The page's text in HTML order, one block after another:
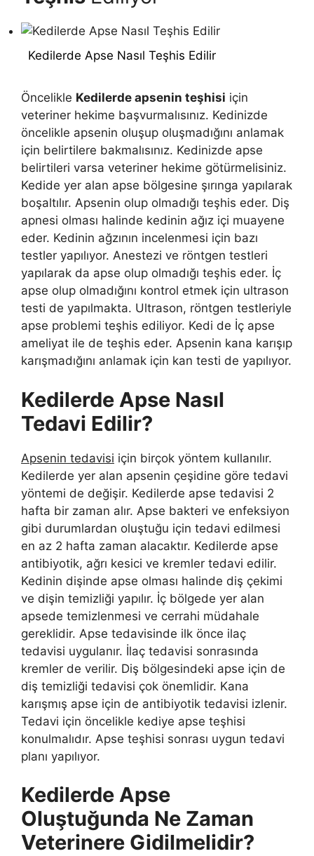
Kedilerde Apse Nasıl Teşhis Edilir
Öncelikle Kedilerde apsenin teşhisi için
veteriner hekime başvurmalısınız. Kedinizde
öncelikle apsenin oluşup oluşmadığını anlamak
için belirtilere bakmalısınız. Kedinizde apse
belirtileri varsa veteriner hekime götürmelisiniz.
Kedide yer alan apse bölgesine şırınga yapılarak
boşaltılır. Apsenin olup olmadığı teşhis eder. Diş
apnesi olması halinde kedinin ağız içi muayene
eder. Kedinin ağzının incelenmesi için bazı
testler yapılıyor. Anestezi ve röntgen testleri
yapılarak da apse olup olmadığı teşhis eder. İç
apse olup olmadığını kontrol etmek için ultrason
testi de yapılmakta. Ultrason, röntgen testleriyle
apse problemi teşhis ediliyor. Kedi de İç apse
ameliyat ile de teşhis eder. Apsenin kana karışıp
karışmadığını anlamak için kan testi de yapılıyor.
Kedilerde Apse Nasıl
Tedavi Edilir?
Apsenin tedavisi için birçok yöntem kullanılır.
Kedilerde yer alan apsenin çeşidine göre tedavi
yöntemi de değişir. Kedilerde apse tedavisi 2
hafta bir zaman alır. Apse bakteri ve enfeksiyon
gibi durumlardan oluştuğu için tedavi edilmesi
en az 2 hafta zaman alacaktır. Kedilerde apse
antibiyotik, ağrı kesici ve kremler tedavi edilir.
Kedinin dişinde apse olması halinde diş çekimi
ve dişin temizliği yapılır. İç bölgede yer alan
apsede temizlenmesi ve cerrahi müdahale
gereklidir. Apse tedavisinde ilk önce ilaç
tedavisi uygulanır. İlaç tedavisi sonrasında
kremler de verilir. Diş bölgesindeki apse için de
diş temizliği tedavisi çok önemlidir. Kana
karışmış apse için de antibiyotik tedavisi izlenir.
Tedavi için öncelikle kediye apse teşhisi
konulmalıdır. Apse teşhisi sonrası uygun tedavi
planı yapılıyor.
Kedilerde Apse
Oluştuğunda Ne Zaman
Veterinere Gidilmelidir?